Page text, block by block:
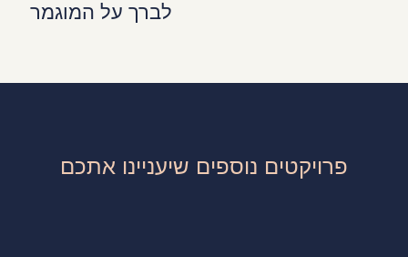
לברך על המוגמר
פרויקטים נוספים שיעניינו אתכם